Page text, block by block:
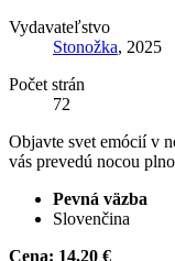
Vydavateľstvo
Stonožka, 2025
Počet strán
72
Objavte svet emócií v
vás prevedú nocou
Pevná väzba
Slovenčina
Cena: 14,20 €